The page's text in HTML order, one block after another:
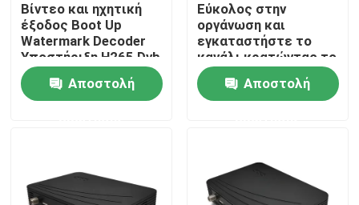
Αρχική Σελίδα
Προϊόντα
Σχετικά με εμάς
Βίντεο και ηχητική
έξοδος Boot Up
Watermark Decoder
Υποστήριξη H265 Dvb
T2 Tv Box 4 3/16 9
Αναλογία όψεων
Αποστολή
Εύκολος στην
οργάνωση και
εγκαταστήστε το
κανάλι κρατώντας το
χειρωνακτικό
μετασχηματιστή T2
Dvb αναζήτησης
Αποστολή